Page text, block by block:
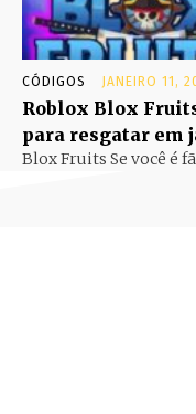
CÓDIGOS JANEIRO 11,
Roblox Blox
para resgatar em
Blox Fruits Se você é fã